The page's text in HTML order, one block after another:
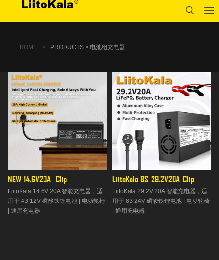
HOME > PRODUCTS > 电池组充电器
NEW-14.6V20A -Clip
LiitoKala 14.6V 20A 智能充电器，适
用于 4S 12V 磷酸铁锂电池 | 电动轮椅
| 通用充电器
LiitoKala 8S-29.2V20A-Clip
LiitoKala 29.2V 20A 智能充电器，适
用于 8S 24V 磷酸铁锂电池 | 电动轮椅
| 通用充电器